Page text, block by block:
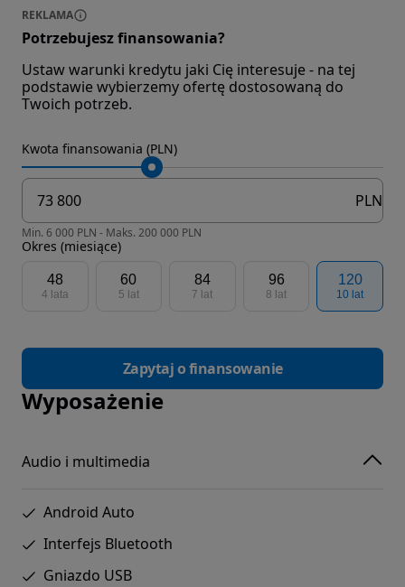
REKLAMA
Potrzebujesz finansowania?
Ustaw warunki kredytu jaki Cię interesuje - na tej
podstawie wybierzemy ofertę dostosowaną do
Twoich potrzeb.
Kwota finansowania (PLN)
PLN
Min. 6 000 PLN - Maks. 200 000 PLN
Okres (miesiące)
48
4 lata
60
5 lat
84
7 lat
96
8 lat
120
10 lat
Zapytaj o finansowanie
Wyposażenie
Audio i multimedia
Android Auto
Interfejs Bluetooth
Gniazdo USB